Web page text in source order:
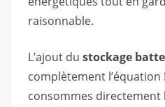
raisonnable.
L’ajout du stockage
complètement l’équation
consommes directement